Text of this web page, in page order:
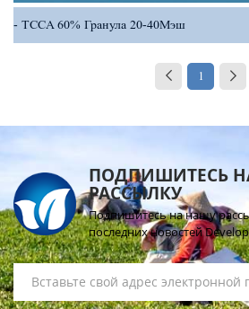
TCCA 60% Гранула 20-40Мэш
1
ПОДПИШИТЕСЬ
РАССЫЛКУ
Подпишитесь на нашу
последних новостей